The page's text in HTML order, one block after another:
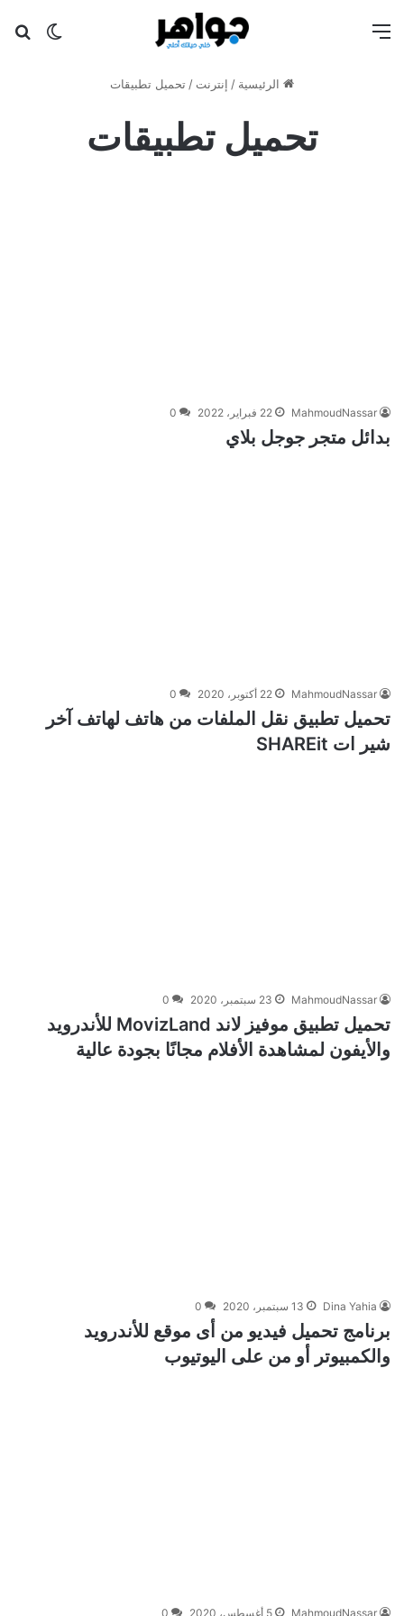
الوضع
الرئيسية / إنترنت / تحميل تطبيقات
تحميل تطبيقات
MahmoudNassar 22 فبراير، 2022 0
بدائل متجر جوجل بلاي
MahmoudNassar 22 أكتوبر، 2020 0
تحميل تطبيق نقل الملفات من هاتف لهاتف آخر
شير ات SHAREit
MahmoudNassar 23 سبتمبر، 2020 0
تحميل تطبيق موفيز لاند MovizLand للأندرويد
والأيفون لمشاهدة الأفلام مجانًا بجودة عالية
Dina Yahia 13 سبتمبر، 2020 0
برنامج تحميل فيديو من أى موقع للأندرويد
والكمبيوتر أو من على اليوتيوب
MahmoudNassar 5 أغسطس، 2020 0